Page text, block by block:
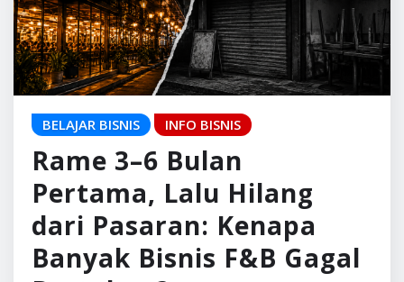
BELAJAR BISNIS INFO BISNIS
Rame 3–6 Bulan
Pertama, Lalu Hilang
dari Pasaran: Kenapa
Banyak Bisnis F&B Gagal